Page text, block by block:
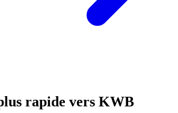
rapide vers KWB